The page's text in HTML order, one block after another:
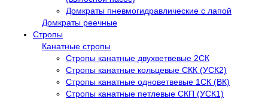
Домкраты пневмогидравлические с лапой
Домкраты реечные
Стропы
Канатные стропы
Стропы канатные двухветвевые 2СК
Стропы канатные кольцевые СКК (УСК2)
Стропы канатные одноветвевые 1СК (ВК)
Стропы канатные петлевые СКП (УСК1)